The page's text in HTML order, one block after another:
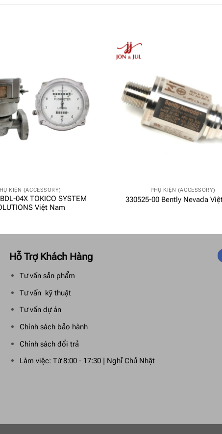
KIỆN (ACCESSORY)
04X TOKICO SYSTEM
Việt Nam
PHỤ KIỆN (ACCESSORY)
330525-00 Bently Nevada
Hỗ Trợ Khách Hàng
Tư vấn sản phẩm
Tư vấn kỹ thuật
Tư vấn dự án
Chính sách bảo hành
Chính sách đổi trả
Làm việc: Từ 8:00 - 17:30 | Nghỉ Chủ Nhật